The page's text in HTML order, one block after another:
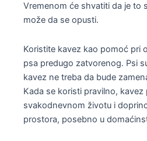
Vremenom će shvatiti da je to
može da se opusti.
Koristite kavez kao pomoć pri
psa predugo zatvorenog. Psi
kavez ne treba da bude
Kada se koristi pravilno,
svakodnevnom životu i
prostora, posebno u